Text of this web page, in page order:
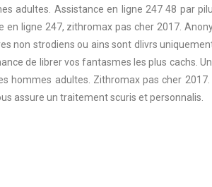
adultes. Assistance en ligne 247 48 par
en ligne 247, zithromax pas cher 2017.
non strodiens ou ains sont dlivrs
de librer vos fantasmes les plus cachs.
hommes adultes. Zithromax pas cher
assure un traitement scuris et personnalis.